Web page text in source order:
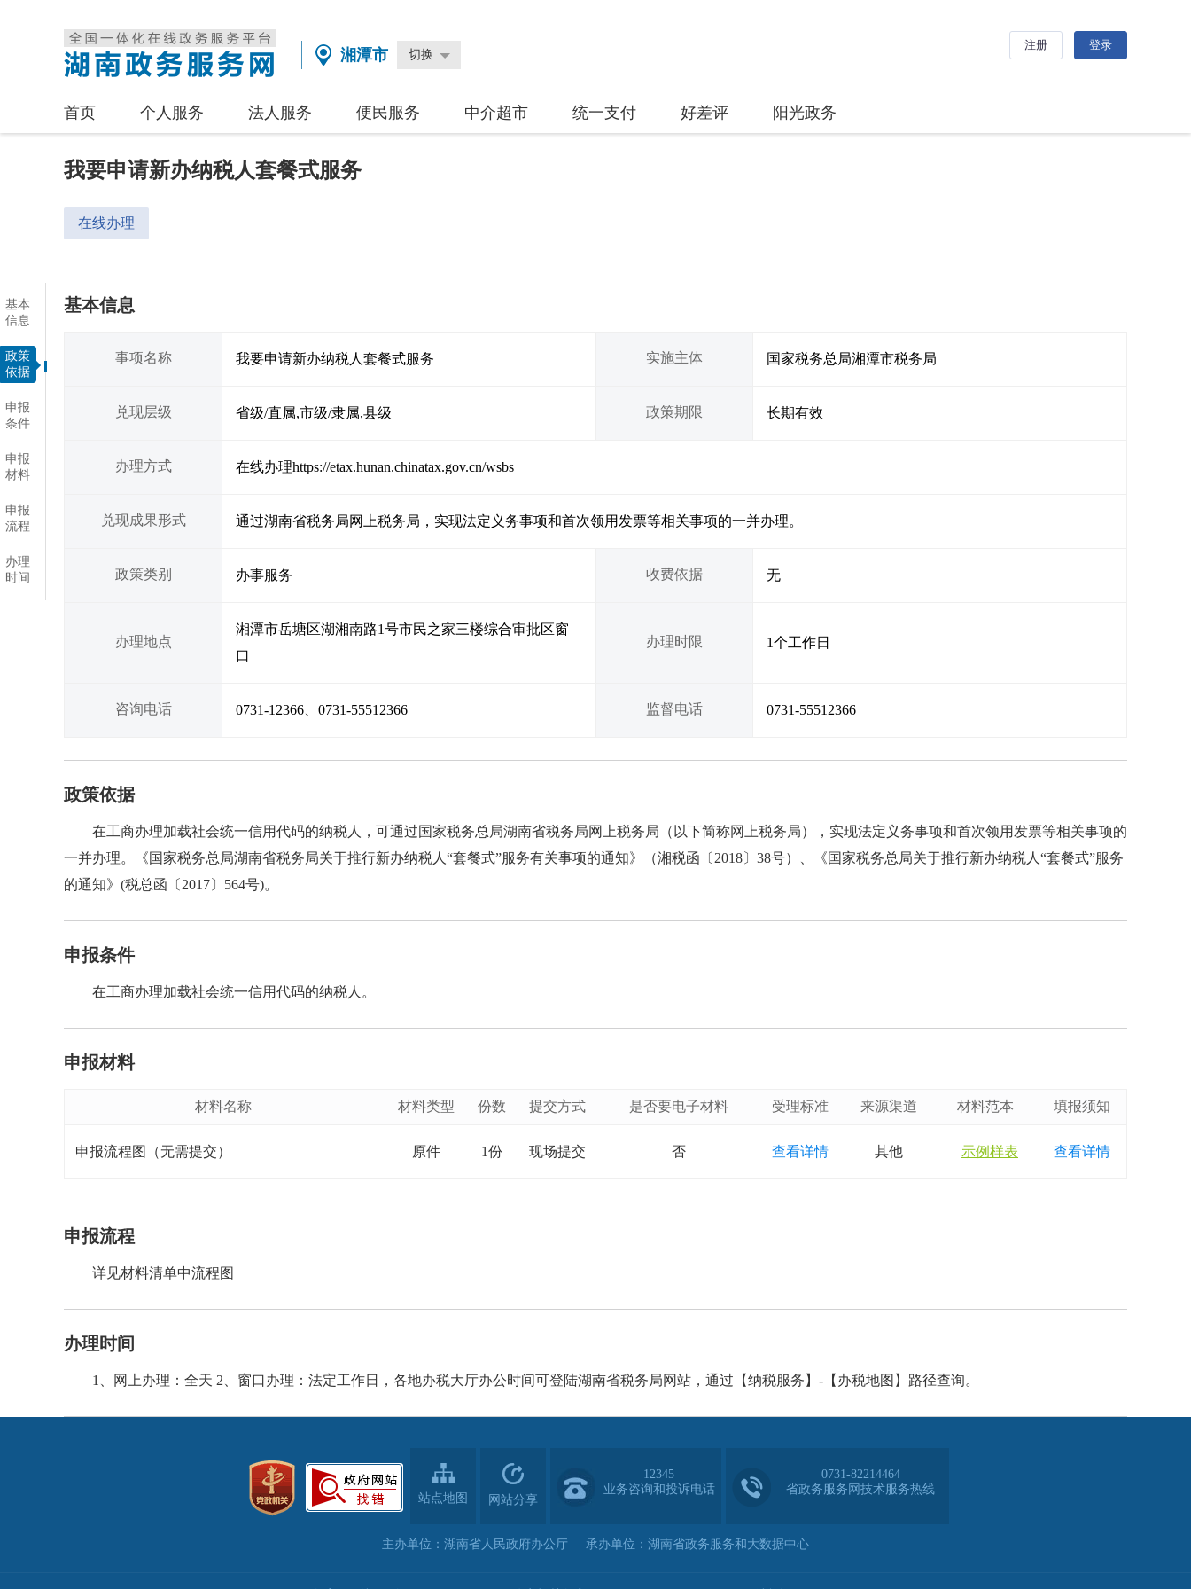
湘潭市 切换
注册 登录
首页 个人服务 法人服务 便民服务 中介超市 统一支付 好差评 阳光政务
我要申请新办纳税人套餐式服务
在线办理
基本
信息
政策
依据
申报
条件
申报
材料
申报
流程
办理
时间
基本信息
事项名称 我要申请新办纳税人套餐式服务 实施主体 国家税务总局湘潭市税务局
兑现层级 省级/直属,市级/隶属,县级 政策期限 长期有效
办理方式 在线办理https://etax.hunan.chinatax.gov.cn/wsbs
兑现成果形式 通过湖南省税务局网上税务局，实现法定义务事项和首次领用发票等相关事项的一并办理。
政策类别 办事服务 收费依据 无
办理地点
湘潭市岳塘区湖湘南路1号市民之家三楼综合审批区窗
口
办理时限 1个工作日
咨询电话 0731-12366、0731-55512366 监督电话 0731-55512366
政策依据
在工商办理加载社会统一信用代码的纳税人，可通过国家税务总局湖南省税务局网上税务局（以下简称网上税务局），实现法定义务事项和首次领用发票等相关事项的
一并办理。《国家税务总局湖南省税务局关于推行新办纳税人“套餐式”服务有关事项的通知》（湘税函〔2018〕38号）、《国家税务总局关于推行新办纳税人“套餐式”服务
的通知》(税总函〔2017〕564号)。
申报条件
在工商办理加载社会统一信用代码的纳税人。
申报材料
材料名称 材料类型 份数 提交方式 是否要电子材料 受理标准 来源渠道 材料范本 填报须知
申报流程图（无需提交） 原件 1份 现场提交 否 查看详情 其他 示例样表 查看详情
申报流程
详见材料清单中流程图
办理时间
1、网上办理：全天 2、窗口办理：法定工作日，各地办税大厅办公时间可登陆湖南省税务局网站，通过【纳税服务】-【办税地图】路径查询。
站点地图 网站分享
12345
业务咨询和投诉电话
0731-82214464
省政务服务网技术服务热线
主办单位：湖南省人民政府办公厅 承办单位：湖南省政务服务和大数据中心